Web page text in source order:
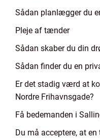
Sådan planlægger du
Pleje af tænder
Sådan skaber du din
Sådan finder du en
Er det stadig værd at
Nordre Frihavnsgade?
Få bedemanden i
Du må acceptere, at